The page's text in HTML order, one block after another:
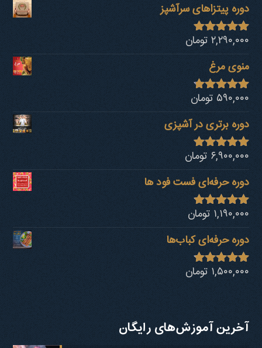
دوره پیتزاهای سرآشپز
نمره4.94
از 5
۲,۲۹۰,۰۰۰ تومان
منوی مرغ
نمره4.68
از 5
۵۹۰,۰۰۰ تومان
دوره برتری در آشپزی
نمره4.92
از 5
۶,۹۰۰,۰۰۰ تومان
دوره حرفه‌ای فست فود ها
نمره4.80
از 5
۱,۱۹۰,۰۰۰ تومان
دوره حرفه‌ای کباب‎‌ها
نمره4.73
۱,۵۰۰,۰۰۰ تومان
آخرین آموزش‌های رایگان